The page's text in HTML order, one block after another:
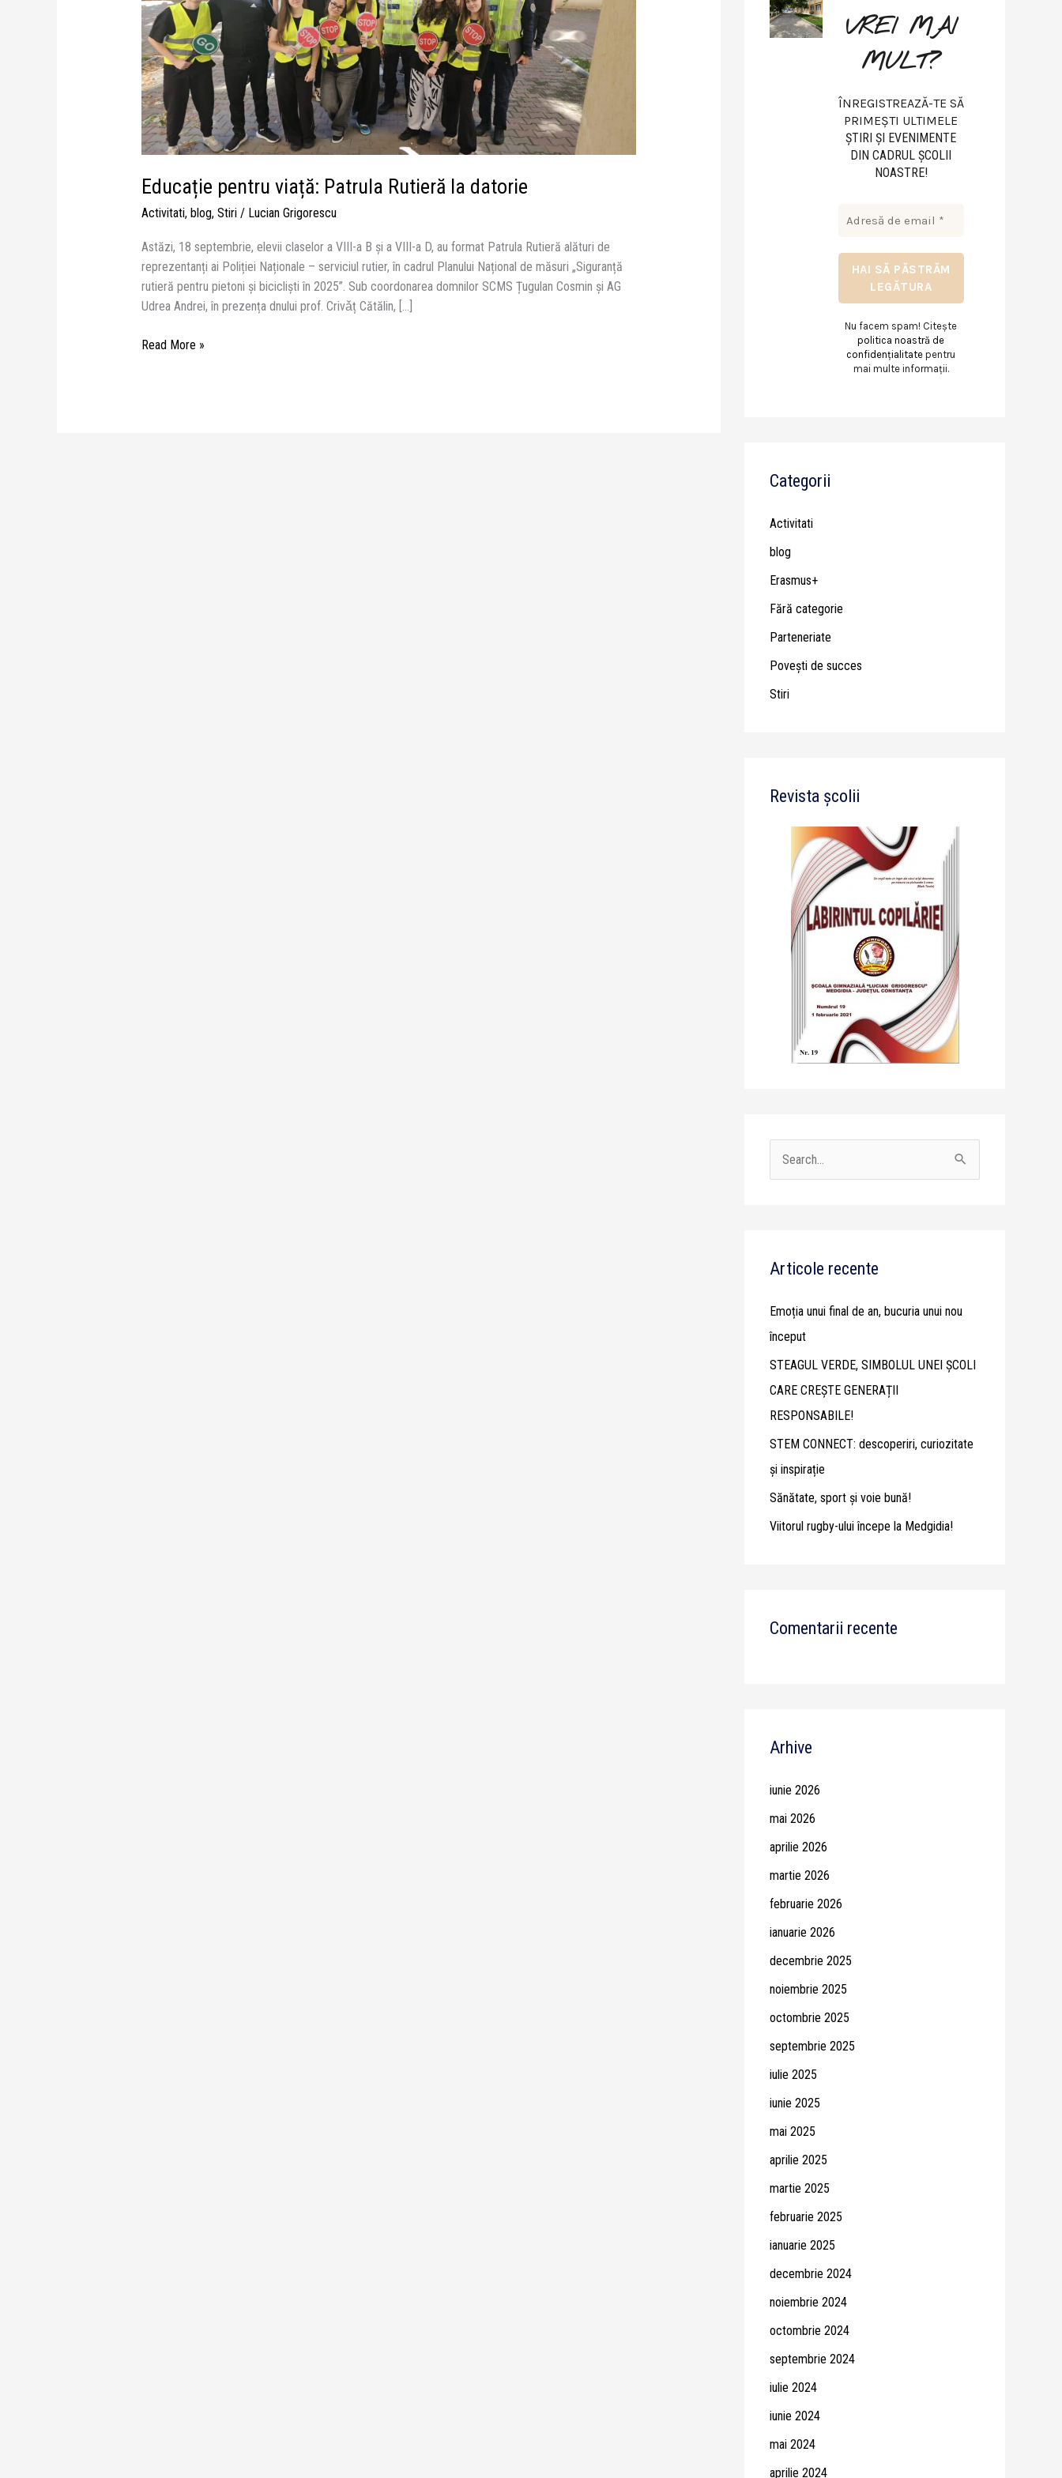
Educație pentru viață: Patrula Rutieră la datorie
Activitati, blog, Stiri/ Lucian Grigorescu
Astăzi, 18 septembrie, elevii claselor a VIII-a B și a VIII-a D, au format Patrula Rutieră alături de
reprezentanți ai Poliției Naționale – serviciul rutier, în cadrul Planului Național de măsuri „Siguranță
rutieră pentru pietoni și bicicliști în 2025”. Sub coordonarea domnilor SCMS Țugulan Cosmin și AG
Udrea Andrei, în prezența dnului prof. Crivǎț Cătălin, […]
Rutieră
la
datorie
Read More »
VREI MAI
MULT?
ÎNREGISTREAZĂ-TE SĂ
PRIMEȘTI ULTIMELE
ŞTIRI ŞI EVENIMENTE
DIN CADRUL ŞCOLII
NOASTRE!
Nu facem spam! Citește
politica noastră de
confidențialitate pentru
mai multe informații.
Categorii
Activitati
blog
Erasmus+
Fără categorie
Parteneriate
Poveşti de succes
Stiri
Revista școlii
c
f
o
r
:
Articole recente
Emoția unui final de an, bucuria unui nou
început
STEAGUL VERDE, SIMBOLUL UNEI ȘCOLI
CARE CREȘTE GENERAȚII
RESPONSABILE!
STEM CONNECT: descoperiri, curiozitate
și inspirație
Sănătate, sport și voie bună!
Viitorul rugby-ului începe la Medgidia!
Comentarii recente
Arhive
iunie 2026
mai 2026
aprilie 2026
martie 2026
februarie 2026
ianuarie 2026
decembrie 2025
noiembrie 2025
octombrie 2025
septembrie 2025
iulie 2025
iunie 2025
mai 2025
aprilie 2025
martie 2025
februarie 2025
ianuarie 2025
decembrie 2024
noiembrie 2024
octombrie 2024
septembrie 2024
iulie 2024
iunie 2024
mai 2024
aprilie 2024